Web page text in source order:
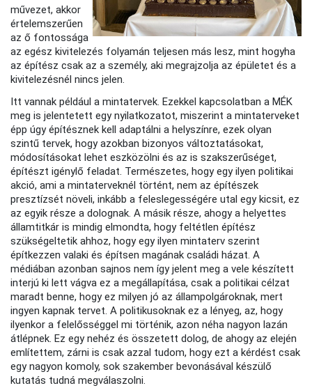
művezet, akkor
értelemszerűen
az ő fontossága
az egész kivitelezés folyamán teljesen más lesz, mint hogyha
az építész csak az a személy, aki megrajzolja az épületet és a
kivitelezésnél nincs jelen.
Itt vannak például a mintatervek. Ezekkel kapcsolatban a MÉK
meg is jelentetett egy nyilatkozatot, miszerint a mintaterveket
épp úgy építésznek kell adaptálni a helyszínre, ezek olyan
szintű tervek, hogy azokban bizonyos változtatásokat,
módosításokat lehet eszközölni és az is szakszerűséget,
építészt igénylő feladat. Természetes, hogy egy ilyen politikai
akció, ami a mintaterveknél történt, nem az építészek
presztízsét növeli, inkább a feleslegességére utal egy kicsit, ez
az egyik része a dolognak. A másik része, ahogy a helyettes
államtitkár is mindig elmondta, hogy feltétlen építész
szükségeltetik ahhoz, hogy egy ilyen mintaterv szerint
építkezzen valaki és építsen magának családi házat. A
médiában azonban sajnos nem így jelent meg a vele készített
interjú ki lett vágva ez a megállapítása, csak a politikai célzat
maradt benne, hogy ez milyen jó az állampolgároknak, mert
ingyen kapnak tervet. A politikusoknak ez a lényeg, az, hogy
ilyenkor a felelősséggel mi történik, azon néha nagyon lazán
átlépnek. Ez egy nehéz és összetett dolog, de ahogy az elején
említettem, zárni is csak azzal tudom, hogy ezt a kérdést csak
egy nagyon komoly, sok szakember bevonásával készülő
kutatás tudná megválaszolni.